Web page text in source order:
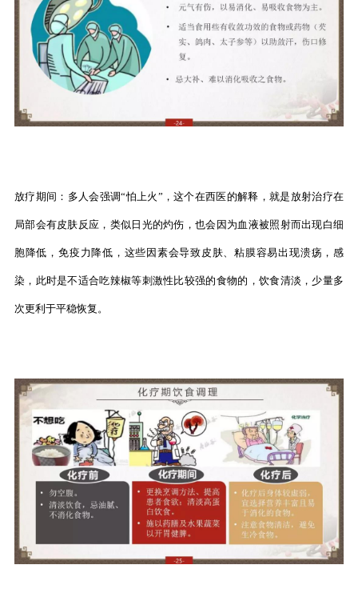
放疗期间：多人会强调“怕上火”，这个在西医的解释，就是放射治疗在
局部会有皮肤反应，类似日光的灼伤，也会因为血液被照射而出现白细
胞降低，免疫力降低，这些因素会导致皮肤、粘膜容易出现溃疡，感
染，此时是不适合吃辣椒等刺激性比较强的食物的，饮食清淡，少量多
次更利于平稳恢复。